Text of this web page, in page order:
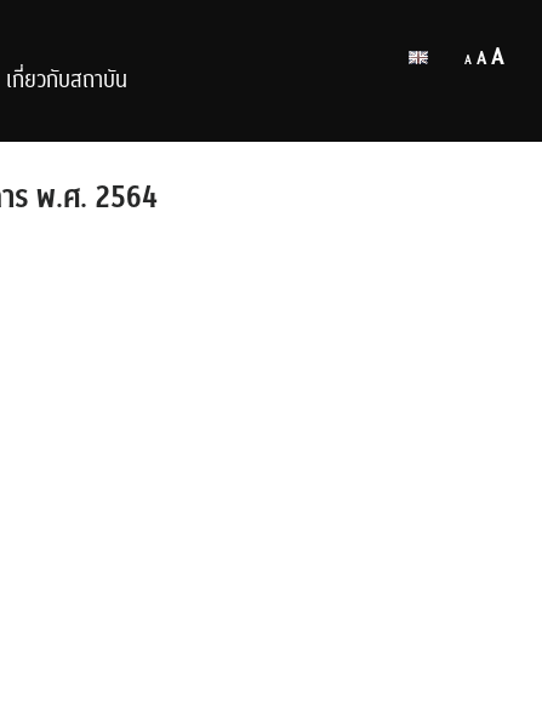
เกี่ยวกับสถาบัน
A
Decrease
font
AReset
A
ร พ.ศ. 2564